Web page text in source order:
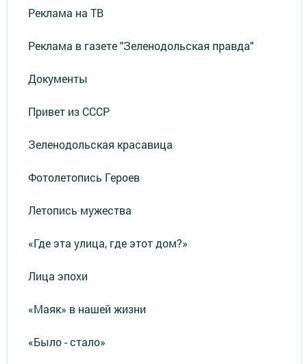
Реклама на ТВ
Реклама в газете "Зеленодольская правда"
Документы
Привет из СССР
Зеленодольская красавица
Фотолетопись Героев
Летопись мужества
«Где эта улица, где этот дом?»
Лица эпохи
«Маяк» в нашей жизни
«Было - стало»